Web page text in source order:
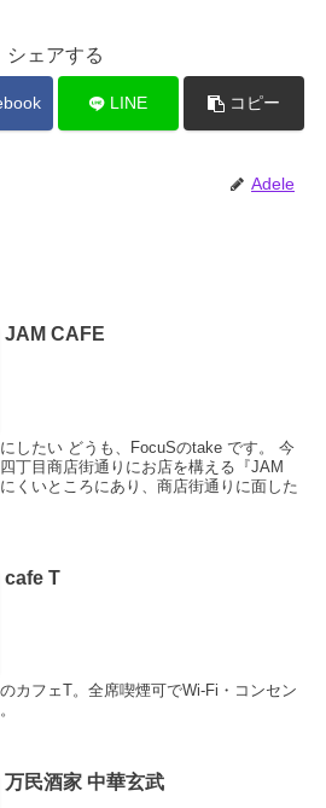
シェアする
LINE コピー
Adele
JAM CAFE
したい どうも、FocuSのtake です。 今
丁目商店街通りにお店を構える『JAM
くいところにあり、商店街通りに面した
cafe T
カフェT。全席喫煙可でWi-Fi・コンセン
万民酒家 中華玄武